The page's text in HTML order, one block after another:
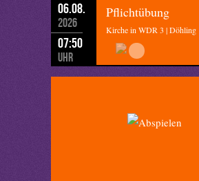
06.08.
2026
07:50
Uhr
Pflichtübung
Kirche in WDR 3 | Döhling